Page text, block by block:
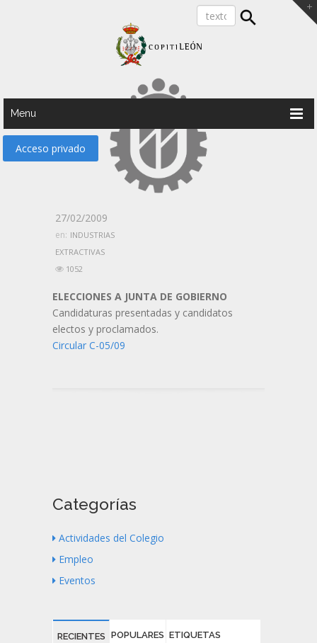
Menu
Acceso privado
27/02/2009
en: INDUSTRIAS
EXTRACTIVAS
1052
ELECCIONES A JUNTA DE GOBIERNO
Candidaturas presentadas y candidatos
electos y proclamados.
Circular C-05/09
Categorías
Actividades del Colegio
Empleo
Eventos
RECIENTES POPULARES ETIQUETAS